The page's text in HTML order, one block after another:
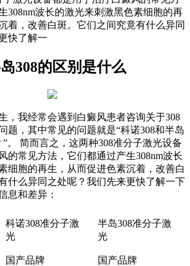
308nm波长的激光来刺激黑色素细胞的再
着，改善白斑。它们之间究竟有什么异同
快了解一
308的区别是什么
，我经常会遇到白癜风患者咨询关于308
题，其中常见的问题就是“科诺308和半岛
。 简而言之，这两种308准分子激光设备
的常见方法，它们都通过产生308nm波长
细胞的再生，从而促进色素沉着，改善白
什么异同之处呢？我们先来更快了解一下
息和差异：
科诺308准分子激
光
半岛308准分子激
光
国产品牌 国产品牌